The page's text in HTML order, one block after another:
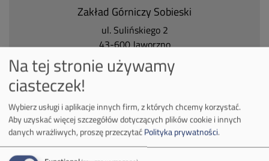
Zakład Górniczy Sobieski
ul. Sulińskiego 2
43-600 Jaworzno
Tel.
+48 32 618 50 00
Zakład Górniczy Janina
ul. Górnicza 23
32-590 Libiąż
Tel.+48 32 627 00 00
Zakład Górniczy Brzeszcze
Na tej stronie używamy
ciasteczek!
Wybierz usługi i aplikacje innych firm, z których chcemy korzystać.
Aby uzyskać więcej szczegółów dotyczących plików cookie i innych
danych wrażliwych, proszę przeczytaćPolityka prywatności.